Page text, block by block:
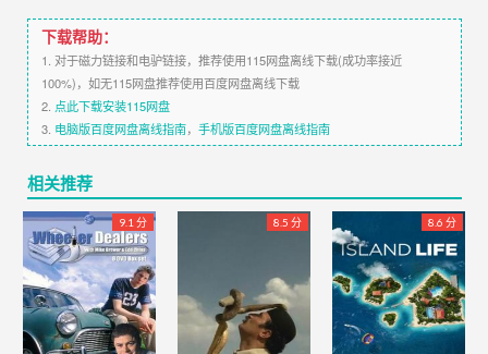
下载帮助：
1. 对于磁力链接和电驴链接，推荐使用115网盘离线下载(成功率接近
100%)，如无115网盘推荐使用百度网盘离线下载
2. 点此下载安装115网盘
3. 电脑版百度网盘离线指南， 手机版百度网盘离线指南
相关推荐
9.1 分 8.5 分 8.6 分